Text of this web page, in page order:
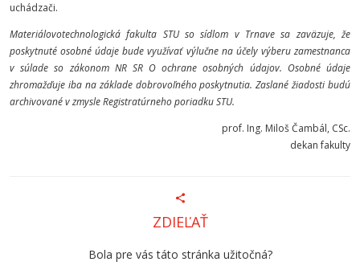
uchádzači.
Materiálovotechnologická fakulta STU so sídlom v Trnave sa zaväzuje, že
poskytnuté osobné údaje bude využívať výlučne na účely výberu zamestnanca
v súlade so zákonom NR SR O ochrane osobných údajov. Osobné údaje
zhromažďuje iba na základe dobrovoľného poskytnutia. Zaslané žiadosti budú
archivované v zmysle Registratúrneho poriadku STU.
prof. Ing. Miloš Čambál, CSc.
dekan fakulty
ZDIEĽAŤ
Bola pre vás táto stránka užitočná?